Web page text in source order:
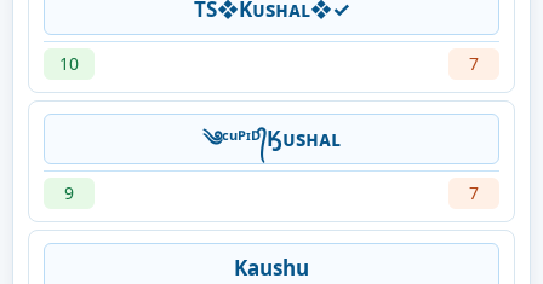
TS❖Kᴜsʜᴀʟ❖✓
10 7
༄ᶜᵘᴾᶦᴰ᭄Ӄᴜsʜᴀʟ
9 7
Kaushu